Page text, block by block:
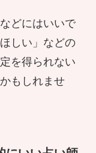
に聞い
の声を拾
訴えと契
行者は
どにはいいで
しい」などの
を得られない
もしれませ